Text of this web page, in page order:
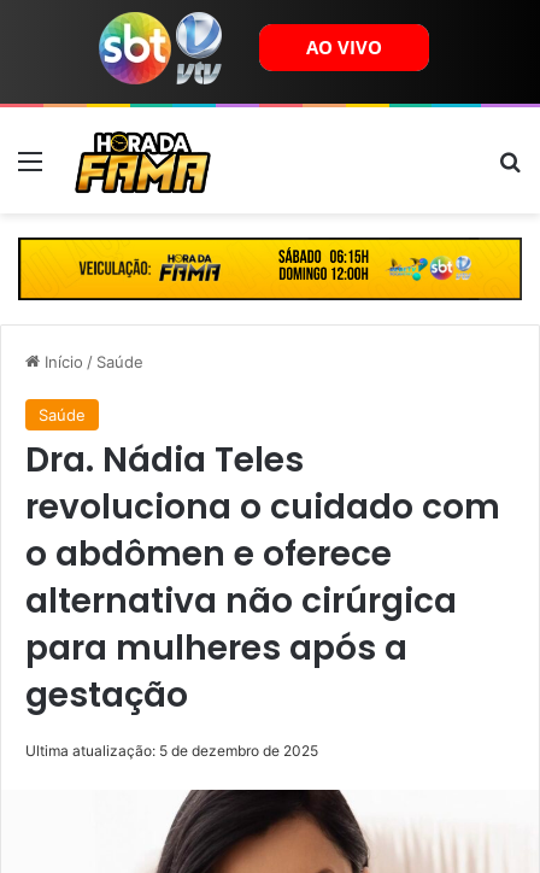
Menu
Início / Saúde
Saúde
Dra. Nádia Teles
revoluciona o cuidado com
o abdômen e oferece
alternativa não cirúrgica
para mulheres após a
gestação
Ultima atualização: 5 de dezembro de 2025